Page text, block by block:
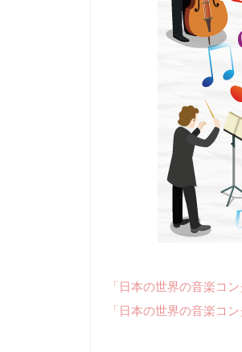
「日本の世界の音楽コ
「日本の世界の音楽コ